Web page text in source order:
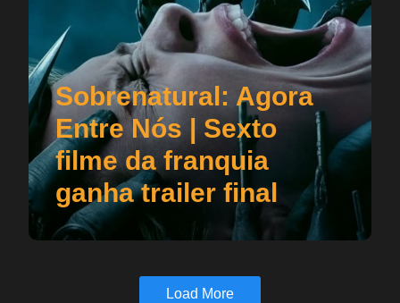
Sobrenatural: Agora
Entre Nós | Sexto
filme da franquia
ganha trailer final
Load More